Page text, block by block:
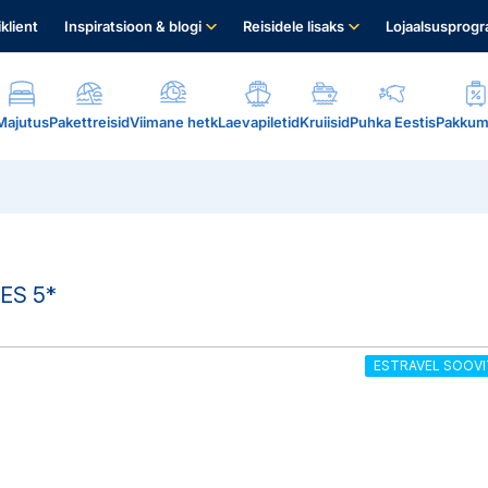
Inspiratsioon & blogi Reisidele lisaks
PakettreisidViimane hetkLaevapiletidKruiisidPuhka Eestis
5*
ESTRAVEL